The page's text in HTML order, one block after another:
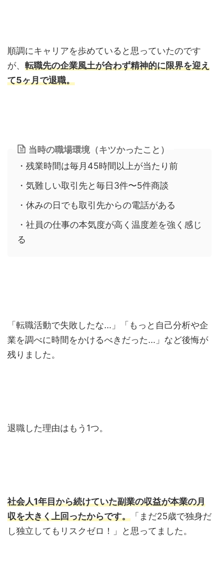
順調にキャリアを歩めていると思っていたのです
が、 転職先の企業風土が合わず精神的に限界を迎え
て5ヶ月で退職。
当時の職場環境（キツかったこと）
・残業時間は毎月45時間以上が当たり前
・気難しい取引先と毎日3件〜5件商談
・休みの日でも取引先からの電話がある
・社員の仕事の本気度が高く温度差を強く感じ
る
「転職活動で失敗したな...」「もっと自己分析や企
業を調べに時間をかけるべきだった...」など後悔が
残りました。
退職した理由はもう1つ。
社会人1年目から続けていた副業の収益が本業の月
収を大きく上回ったからです。 「まだ25歳で独身だ
し独立してもリスクゼロ！」と思ってました。